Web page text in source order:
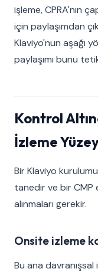
işleme, CPRA'nın
için paylaşımdan
Klaviyo'nun aşağı
paylaşımı bunu
Kontrol
İzleme
Bir Klaviyo
tanedir ve bir CMP
alınmaları gerekir.
Onsite izleme
Bu ana